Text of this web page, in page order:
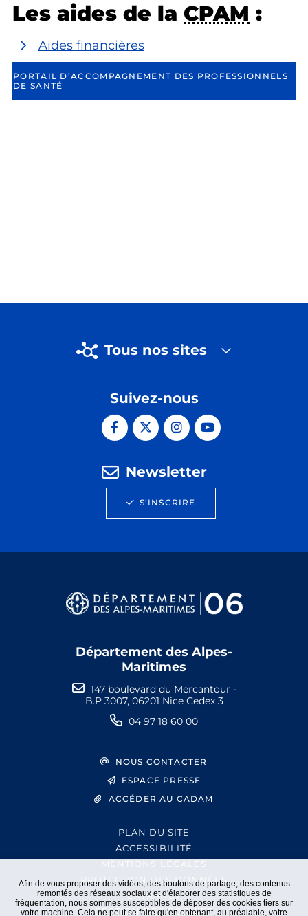
Afin de vous proposer des vidéos, des boutons de partage, des contenus
remontés des réseaux sociaux et d'élaborer des statistiques de
fréquentation, nous sommes susceptibles de déposer des cookies tiers sur
votre machine. Cela ne peut se faire qu'en obtenant, au préalable, votre
Les aides de la CPAM :
Aides financières
PORTAIL D’ACCOMPAGNEMENT DES PROFESSIONNELS
DE SANTÉ
Tous nos sites
Suivez-nous
Newsletter
S'INSCRIRE
Département des Alpes-
Maritimes
147 boulevard du Mercantour -
B.P 3007, 06201 Nice Cedex 3
04 97 18 60 00
NOUS CONTACTER
ESPACE PRESSE
ACCÉDER AU CADAM
PLAN DU SITE
ACCESSIBILITÉ
MENTIONS LÉGALES
PROTECTION DES DONNÉES
EXTRANET
GESTION DES COOKIES